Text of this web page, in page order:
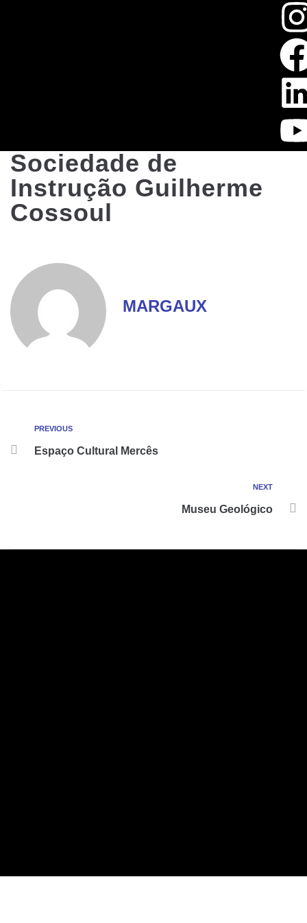
Sociedade de
Instrução Guilherme
Cossoul
MARGAUX
PREVIOUS
Espaço Cultural Mercês
NEXT
Museu Geológico